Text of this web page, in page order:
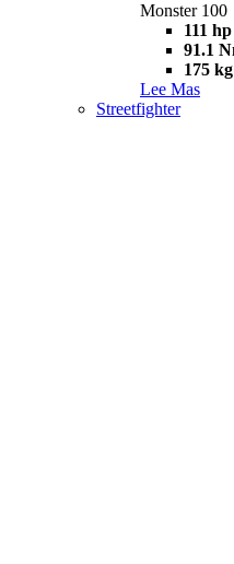
Monster 100
111 hp
91.1
175 kg
Lee Mas
Streetfighter